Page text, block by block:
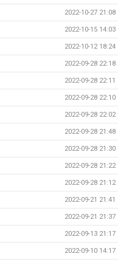
2022-10-27 21:08
2022-10-15 14:03
2022-10-12 18:24
2022-09-28 22:18
2022-09-28 22:11
2022-09-28 22:10
2022-09-28 22:02
2022-09-28 21:48
2022-09-28 21:30
2022-09-28 21:22
2022-09-28 21:12
2022-09-21 21:41
2022-09-21 21:37
2022-09-13 21:17
2022-09-10 14:17